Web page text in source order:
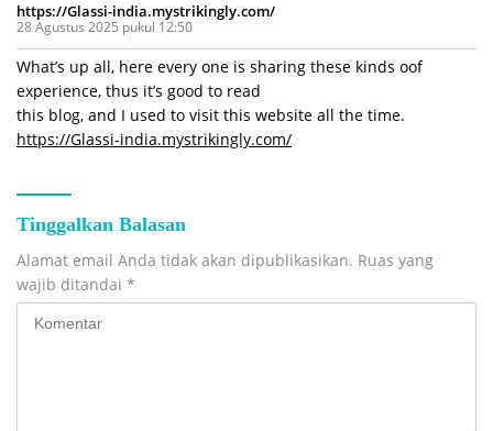
https://Glassi-india.mystrikingly.com/
28 Agustus 2025 pukul 12:50
What’s up all, here every one is sharing these kinds oof
experience, thus it’s good to read
this blog, and I used to visit this website all the time.
https://Glassi-india.mystrikingly.com/
Tinggalkan Balasan
Alamat email Anda tidak akan dipublikasikan. Ruas yang
wajib ditandai *